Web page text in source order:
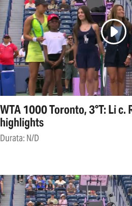
WTA 1000 Toronto, 3°T: Li c.
highlights
Durata: N/D